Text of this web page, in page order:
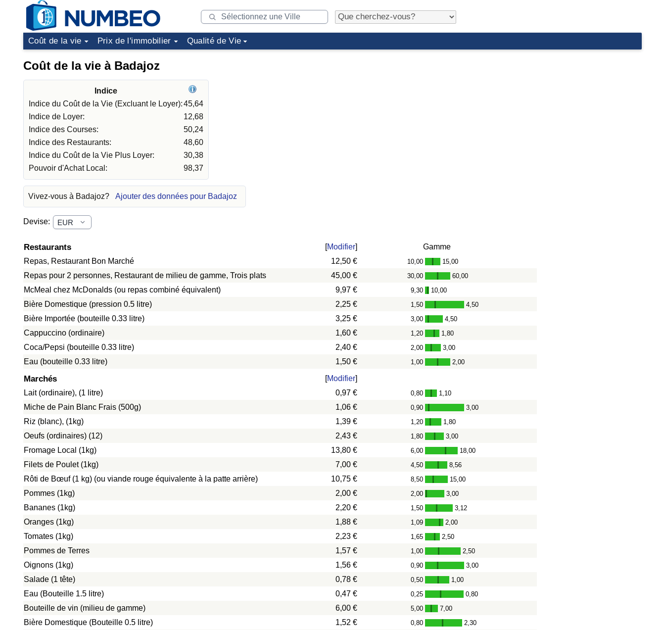
Coût de la vie Prix de l'immobilier Qualité de Vie
Coût de la vie à Badajoz
Indice
Indice du Coût de la Vie (Excluant le Loyer):45,64
Indice de Loyer:
12,68
Indice des Courses:
50,24
Indice des Restaurants:
48,60
Indice du Coût de la Vie Plus Loyer:
30,38
Pouvoir d'Achat Local:
98,37
Vivez-vous à Badajoz? Ajouter des données pour Badajoz
Devise:
Restaurants [Modifier]
Gamme
Repas, Restaurant Bon Marché
12,50 € 10,00 - 15,00
Repas pour 2 personnes, Restaurant de milieu de gamme, Trois plats 45,00 € 30,00 - 60,00
McMeal chez McDonalds (ou repas combiné équivalent) 9,97 € 9,30 - 10,00
Bière Domestique (pression 0.5 litre) 2,25 € 1,50 - 4,50
Bière Importée (bouteille 0.33 litre) 3,25 € 3,00 - 4,50
Cappuccino (ordinaire) 1,60 € 1,20 - 1,80
Coca/Pepsi (bouteille 0.33 litre) 2,40 € 2,00 - 3,00
Eau (bouteille 0.33 litre) 1,50 € 1,00 - 2,00
Marchés [Modifier]
Lait (ordinaire), (1 litre)
0,97 € 0,80 - 1,10
Miche de Pain Blanc Frais (500g) 1,06 € 0,90 - 3,00
Riz (blanc), (1kg) 1,39 € 1,20 - 1,80
Oeufs (ordinaires) (12) 2,43 € 1,80 - 3,00
Fromage Local (1kg) 13,80 € 6,00 - 18,00
Filets de Poulet (1kg) 7,00 € 4,50 - 8,56
Rôti de Bœuf (1 kg) (ou viande rouge équivalente à la patte arrière) 10,75 € 8,50 - 15,00
Pommes (1kg) 2,00 € 2,00 - 3,00
Bananes (1kg) 2,20 € 1,50 - 3,12
Oranges (1kg) 1,88 € 1,09 - 2,00
Tomates (1kg) 2,23 € 1,65 - 2,50
Pommes de Terres 1,57 € 1,00 - 2,50
Oignons (1kg) 1,56 € 0,90 - 3,00
Salade (1 tête) 0,78 € 0,50 - 1,00
Eau (Bouteille 1.5 litre) 0,47 € 0,25 - 0,80
Bouteille de vin (milieu de gamme) 6,00 € 5,00 - 7,00
Bière Domestique (Bouteille 0.5 litre) 1,52 € 0,80 - 2,30